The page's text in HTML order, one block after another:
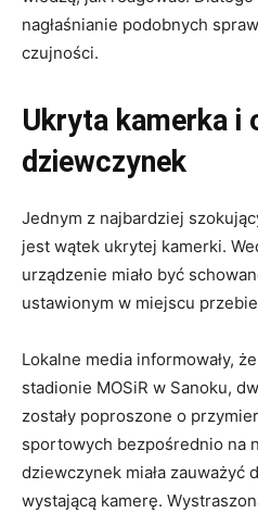
nagłaśnianie podobnych
czujności.
Ukryta kamerka i
dziewczynek
Jednym z najbardziej
jest wątek ukrytej kamerki.
urządzenie miało być
ustawionym w miejscu
Lokalne media informowały,
stadionie MOSiR w Sanoku,
zostały poproszone o
sportowych bezpośrednio na
dziewczynek miała zauważyć
wystającą kamerę.